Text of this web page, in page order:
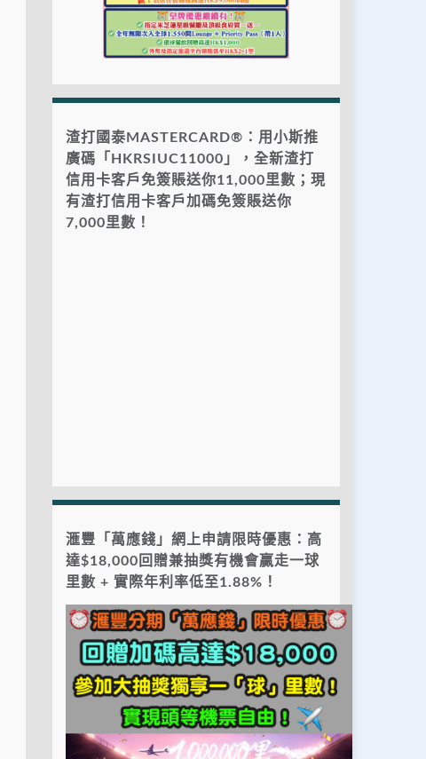
渣打國泰MASTERCARD®：用小斯推
廣碼「HKRSIUC11000」，全新渣打
信用卡客戶免簽賬送你11,000里數；現
有渣打信用卡客戶加碼免簽賬送你
7,000里數！
滙豐「萬應錢」網上申請限時優惠：高
達$18,000回贈兼抽獎有機會贏走一球
里數 + 實際年利率低至1.88%！